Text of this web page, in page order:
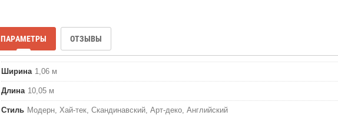
ПАРАМЕТРЫ ОТЗЫВЫ
Ширина 1,06 м
Длина 10,05 м
Стиль Модерн, Хай-тек, Скандинавский, Арт-деко, Английский